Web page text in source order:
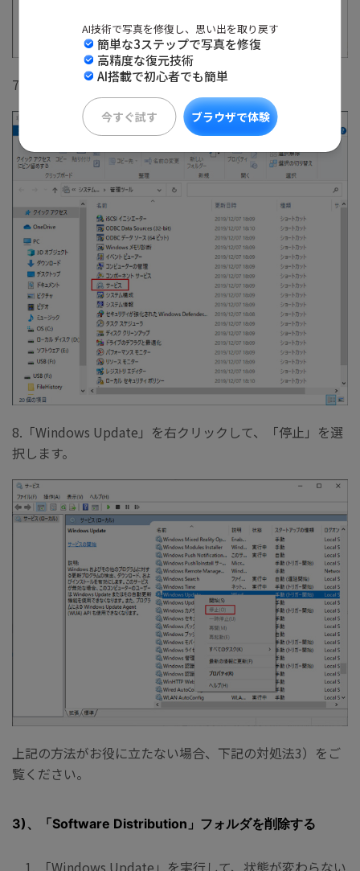
AI技術で写真を修復し、思い出を取り戻す
簡単な3ステップで写真を修復
高精度な復元技術
AI搭載で初心者でも簡単
今すぐ試す ブラウザで体験
7.「サービス」をダブルクリックします。
8.「Windows Update」を右クリックして、「停止」を選
択します。
上記の方法がお役に立たない場合、下記の対処法3）をご
覧ください。
3)、「Software Distribution」フォルダを削除する
「Windows Update」を実行して、状態が変わらない